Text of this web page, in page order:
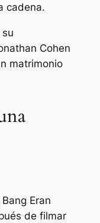
cadena.
Cohen
matrimonio
Eran
de filmar